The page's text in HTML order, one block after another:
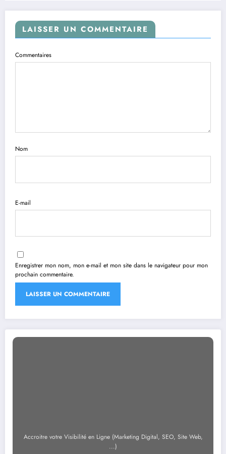
LAISSER UN COMMENTAIRE
Commentaires
Nom
E-mail
Enregistrer mon nom, mon e-mail et mon site dans le navigateur pour mon
prochain commentaire.
Accroitre votre Visibilité en Ligne (Marketing Digital, SEO, Site Web,
...)